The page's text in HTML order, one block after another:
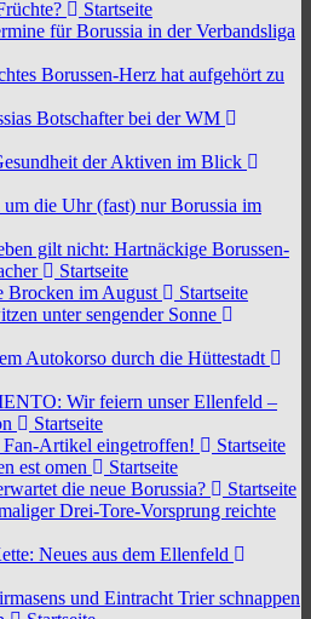
Startseite
für Borussia in der Verbandsliga
Borussen-Herz hat aufgehört zu
Botschafter bei der WM
der Aktiven im Blick
um die Uhr (fast) nur Borussia im
gilt nicht: Hartnäckige Borussen-
Startseite
Brocken im August
Startseite
unter sengender Sonne
Autokorso durch die Hüttestadt
Wir feiern unser Ellenfeld –
Startseite
Fan-Artikel eingetroffen!
Startseite
est omen
Startseite
die neue Borussia?
Startseite
Drei-Tore-Vorsprung reichte
Neues aus dem Ellenfeld
und Eintracht Trier schnappen